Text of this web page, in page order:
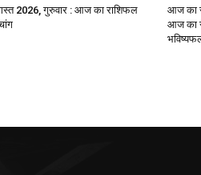
2026, गुरुवार : आज का राशिफल
आज का
आज का